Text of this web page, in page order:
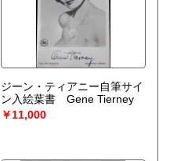
ジーン・ティアニー自筆サイ
ン入絵葉書 Gene Tierney
￥11,000